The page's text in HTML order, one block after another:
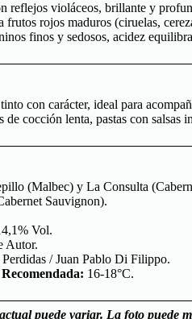
reflejos violáceos, brillante y
frutos rojos maduros (ciruelas,
finos y sedosos, acidez
con carácter, ideal para
cocción lenta, pastas con salsas
(Malbec) y La Consulta
Sauvignon).
Vol.
Autor.
/ Juan Pablo Di Filippo.
16-18°C.
puede variar. La foto puede